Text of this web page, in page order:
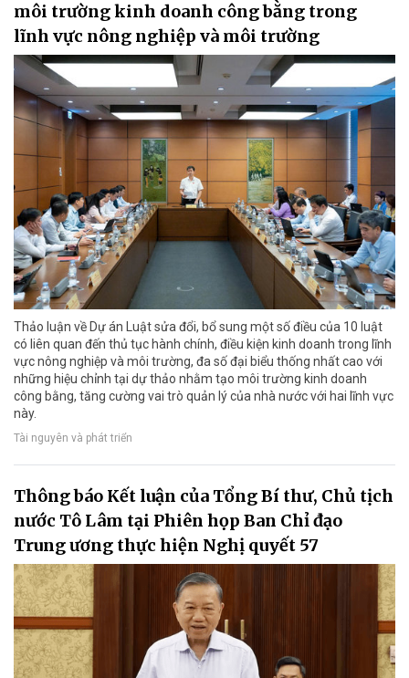
môi trường kinh doanh công bằng trong
lĩnh vực nông nghiệp và môi trường
Thảo luận về Dự án Luật sửa đổi, bổ sung một số điều của 10 luật
có liên quan đến thủ tục hành chính, điều kiện kinh doanh trong lĩnh
vực nông nghiệp và môi trường, đa số đại biểu thống nhất cao với
những hiệu chỉnh tại dự thảo nhằm tạo môi trường kinh doanh
công bằng, tăng cường vai trò quản lý của nhà nước với hai lĩnh vực
này.
Tài nguyên và phát triển
Thông báo Kết luận của Tổng Bí thư, Chủ tịch
nước Tô Lâm tại Phiên họp Ban Chỉ đạo
Trung ương thực hiện Nghị quyết 57